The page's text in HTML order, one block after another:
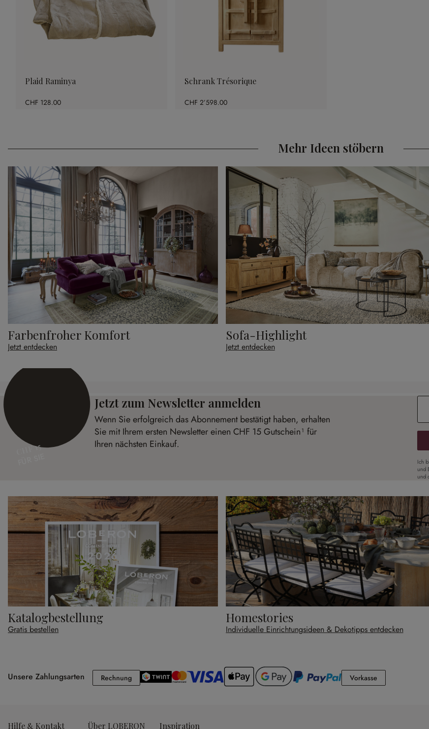
Plaid Raminya
CHF 128.00
Schrank Trésorique
CHF 2’598.00
Mehr Ideen stöbern
Farbenfroher Komfort
Jetzt entdecken
Sofa-Highlight
Jetzt entdecken
CHF 15
Jetzt zum Newsletter anmelden
Wenn Sie erfolgreich das Abonnement bestätigt haben, erhalten
Sie mit Ihrem ersten Newsletter einen CHF 15 Gutschein¹ für
Ihren nächsten Einkauf.
E-
Ich
und
und
Katalogbestellung
Gratis bestellen
Homestories
Individuelle Einrichtungsideen & Dekotipps entdecken
Unsere Zahlungsarten RechnungRechnung VorkasseVorkasse
Hilfe & Kontakt Über LOBERON Inspiration